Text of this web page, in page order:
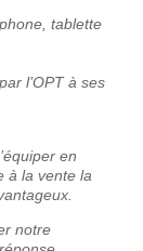
tablette
l’OPT à ses
en
à la vente la
notre